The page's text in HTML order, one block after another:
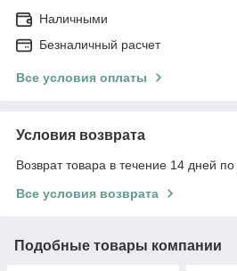
Наличными
Безналичный расчет
Все условия оплаты
Условия возврата
Возврат товара в течение 14 дней
Все условия возврата
Подобные товары компании